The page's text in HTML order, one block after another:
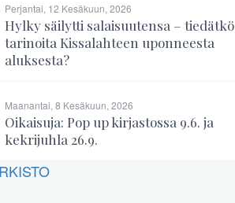
Perjantai, 12 Kesäkuun, 2026
Hylky säilytti salaisuutensa – tiedätkö
tarinoita Kissalahteen uponneesta
aluksesta?
Maanantai, 8 Kesäkuun, 2026
Oikaisuja: Pop up kirjastossa 9.6. ja
kekrijuhla 26.9.